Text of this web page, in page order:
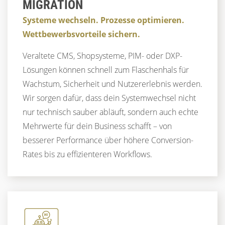
MIGRATION
Systeme wechseln. Prozesse optimieren.
Wettbewerbsvorteile sichern.
Veraltete CMS, Shopsysteme, PIM- oder DXP-
Lösungen können schnell zum Flaschenhals für
Wachstum, Sicherheit und Nutzererlebnis werden.
Wir sorgen dafür, dass dein Systemwechsel nicht
nur technisch sauber abläuft, sondern auch echte
Mehrwerte für dein Business schafft – von
besserer Performance über höhere Conversion-
Rates bis zu effizienteren Workflows.